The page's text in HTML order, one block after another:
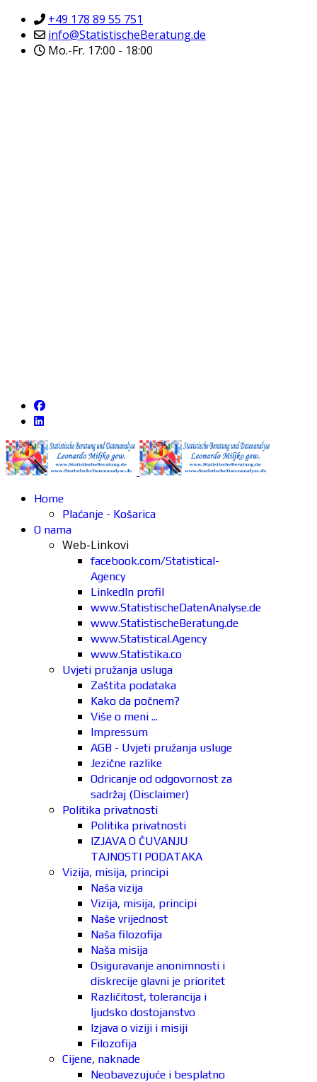
+49 178 89 55 751
info@StatistischeBeratung.de
Mo.-Fr. 17:00 - 18:00
Home
Plaćanje - Košarica
O nama
Web-Linkovi
facebook.com/Statistical-
Agency
LinkedIn profil
www.StatistischeDatenAnalyse.de
www.StatistischeBeratung.de
www.Statistical.Agency
www.Statistika.co
Uvjeti pružanja usluga
Zaštita podataka
Kako da počnem?
Više o meni ...
Impressum
AGB - Uvjeti pružanja usluge
Jezične razlike
Odricanje od odgovornost za
sadržaj (Disclaimer)
Politika privatnosti
Politika privatnosti
IZJAVA O ČUVANJU
TAJNOSTI PODATAKA
Vizija, misija, principi
Naša vizija
Vizija, misija, principi
Naše vrijednost
Naša filozofija
Naša misija
Osiguravanje anonimnosti i
diskrecije glavni je prioritet
Različitost, tolerancija i
ljudsko dostojanstvo
Izjava o viziji i misiji
Filozofija
Cijene, naknade
Neobavezujuće i besplatno